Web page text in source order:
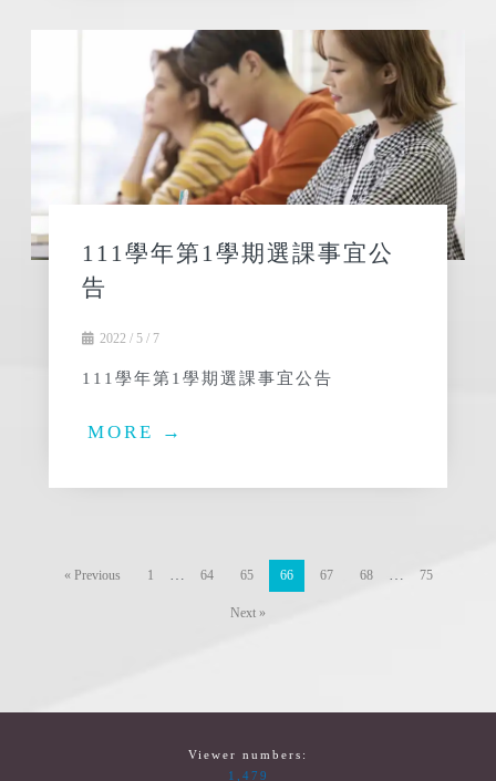
111學年第1學期選課事宜公
告
2022 / 5 / 7
111學年第1學期選課事宜公告
MORE →
« Previous 1 … 64 65 66 67 68 … 75
Next »
Viewer numbers:
1,479